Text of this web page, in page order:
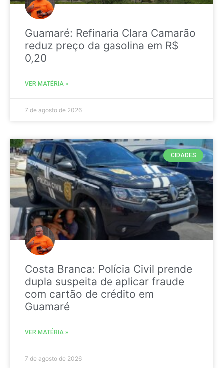
Guamaré: Refinaria Clara Camarão
reduz preço da gasolina em R$
0,20
VER MATÉRIA »
7 de agosto de 2026
CIDADES
Costa Branca: Polícia Civil prende
dupla suspeita de aplicar fraude
com cartão de crédito em
Guamaré
VER MATÉRIA »
7 de agosto de 2026